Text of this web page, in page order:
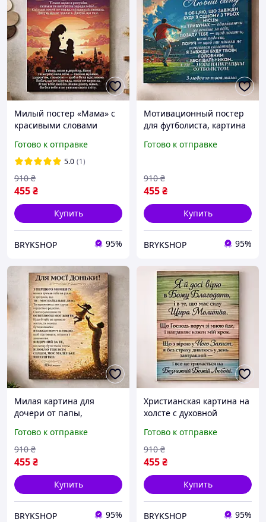
Милый постер «Мама» с
красивыми словами
для мамы на праздник,
интерьерная картина
маме
Готово к отправке
5.0 (1)
455₴
910 ₴
Купить
BRYKSHOP 95%
Мотивационный постер
для футболиста, картина
мамы, подарок сыну-
Готово к отправке
455₴
910 ₴
Купить
BRYKSHOP 95%
Милая картина для
дочери от папы,
декоративный постер
дочке, оригинальный
подарок для дочки от
отца на праздник
Готово к отправке
455₴
910 ₴
Купить
BRYKSHOP 95%
Христианская картина на
холсте с духовной
постер для декора дома,
подарок верующим
Готово к отправке
455₴
910 ₴
Купить
BRYKSHOP 95%